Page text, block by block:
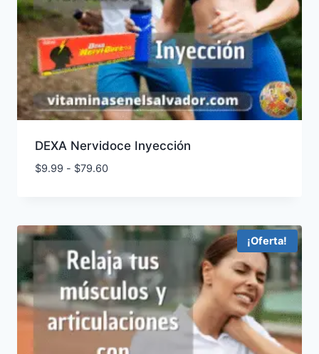
DEXA Nervidoce Inyección
$9.99 - $79.60Rango
$9.99
hasta
$79.60
¡Oferta!